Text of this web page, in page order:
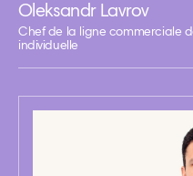
Oleksandr Lavrov
Chef de la ligne commerciale
individuelle